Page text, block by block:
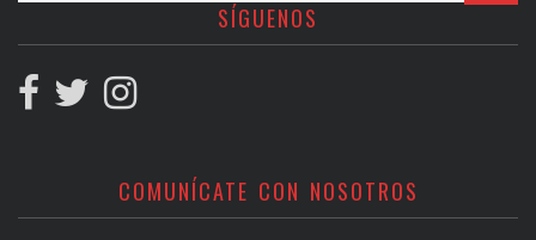
SÍGUENOS
COMUNÍCATE CON NOSOTROS